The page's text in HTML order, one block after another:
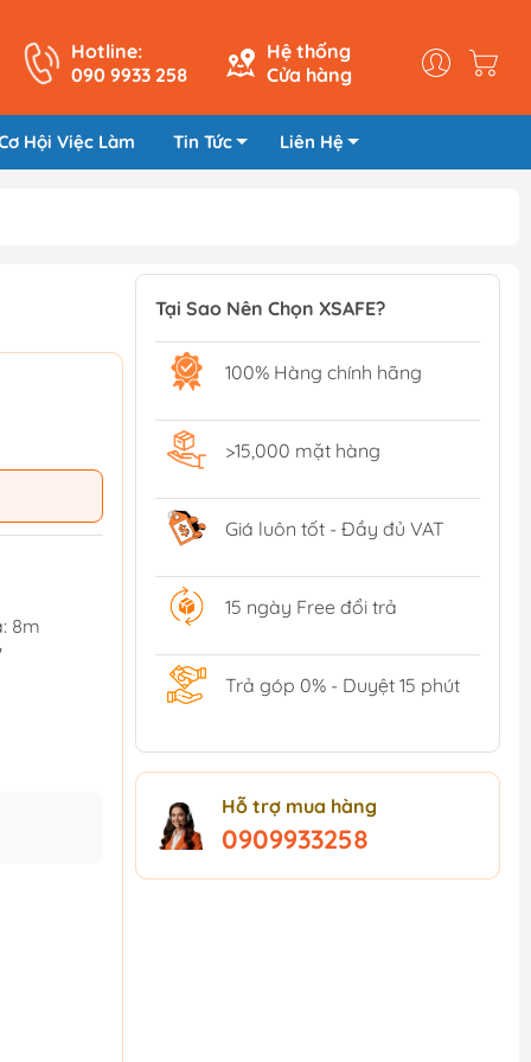
Hotline:
090 9933 258
Hệ thống
Cửa hàng
Hội Việc Làm Tin Tức Liên Hệ
8m
Tại Sao Nên Chọn XSAFE?
100% Hàng chính hãng
>15,000 mặt hàng
Giá luôn tốt - Đầy đủ VAT
15 ngày Free đổi trả
Trả góp 0% - Duyệt 15 phút
Hỗ trợ mua hàng
0909933258